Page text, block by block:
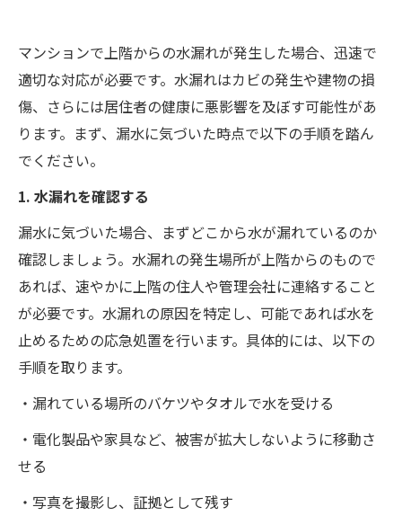
マンションで上階からの水漏れが発生した場合、迅速で
適切な対応が必要です。水漏れはカビの発生や建物の損
傷、さらには居住者の健康に悪影響を及ぼす可能性があ
ります。まず、漏水に気づいた時点で以下の手順を踏ん
でください。
1. 水漏れを確認する
漏水に気づいた場合、まずどこから水が漏れているのか
確認しましょう。水漏れの発生場所が上階からのもので
あれば、速やかに上階の住人や管理会社に連絡すること
が必要です。水漏れの原因を特定し、可能であれば水を
止めるための応急処置を行います。具体的には、以下の
手順を取ります。
・漏れている場所のバケツやタオルで水を受ける
・電化製品や家具など、被害が拡大しないように移動さ
せる
・写真を撮影し、証拠として残す